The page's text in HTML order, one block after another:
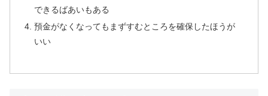
できるばあいもある
預金がなくなってもまずすむところを確保したほうが
いい